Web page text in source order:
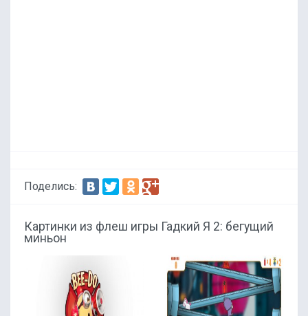
Поделись:
Картинки из флеш игры Гадкий Я 2: бегущий
миньон